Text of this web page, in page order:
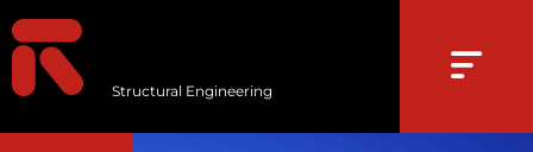
Structural Engineering